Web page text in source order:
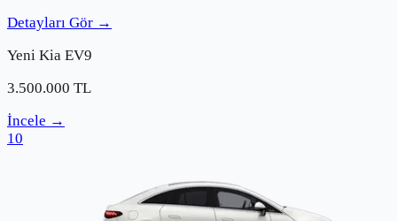
Detayları Gör →
Yeni Kia EV9
3.500.000 TL
İncele →
10